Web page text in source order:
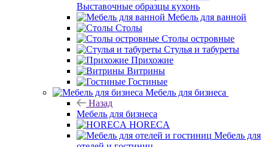
Выставочные образцы кухонь
Мебель для ванной
Столы
Столы островные
Стулья и табуреты
Прихожие
Витрины
Гостиные
Мебель для бизнеса
Назад
Мебель для бизнеса
HORECA
Мебель для